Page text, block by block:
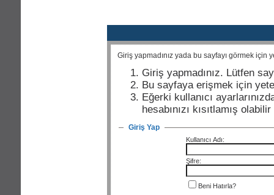
Giriş yapmadınız yada bu sayfayı görmek
Giriş yapmadınız. Lütfen
Bu sayfaya erişmek için
Eğerki kullanıcı
hesabınızı kısıtlamış
Giriş Yap
Kullanıcı Adı:
Şifre:
Beni Hatırla?